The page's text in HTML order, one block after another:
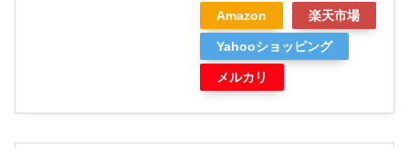
Amazon 楽天市場
Yahooショッピング
メルカリ